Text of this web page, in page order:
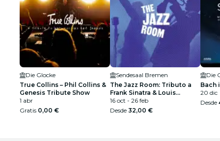
Die Glocke
True Collins – Phil Collins &
Genesis Tribute Show
1 abr
Gratis 0,00 €
Sendesaal Bremen
The Jazz Room: Tributo a
Frank Sinatra & Louis
Armstrong
16 oct - 26 feb
Desde 32,00 €
Die
Bach
20 dic
Desde